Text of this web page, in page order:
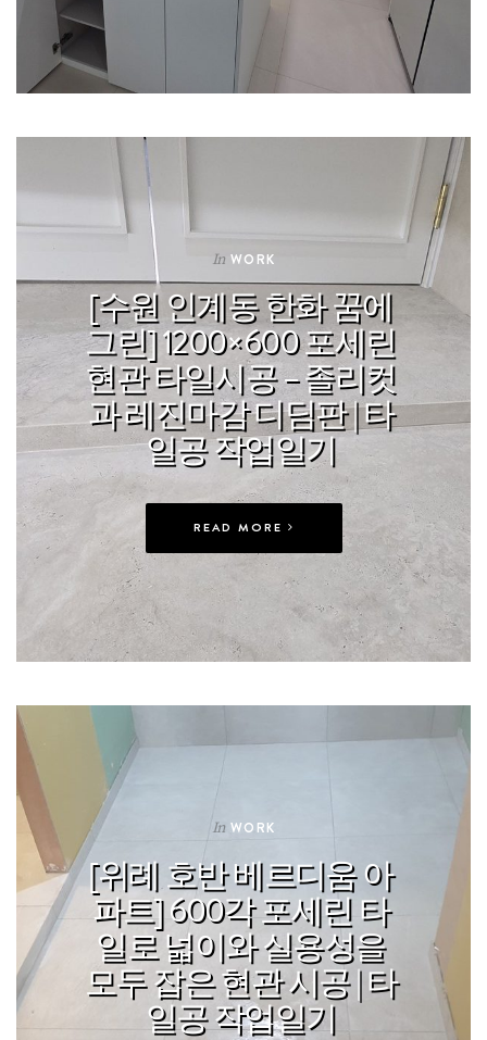
In WORK
[수원 인계동 한화 꿈에
그린] 1200×600 포세린
현관 타일시공 – 졸리컷
과 레진마감 디딤판 | 타
일공 작업일기
READ MORE
In WORK
[위례 호반 베르디움 아
파트] 600각 포세린 타
일로 넓이와 실용성을
모두 잡은 현관 시공 | 타
일공 작업일기